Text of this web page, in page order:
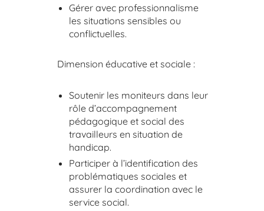
Gérer avec professionnalisme
les situations sensibles ou
conflictuelles.
Dimension éducative et sociale :
Soutenir les moniteurs dans leur
rôle d’accompagnement
pédagogique et social des
travailleurs en situation de
handicap.
Participer à l’identification des
problématiques sociales et
assurer la coordination avec le
service social.